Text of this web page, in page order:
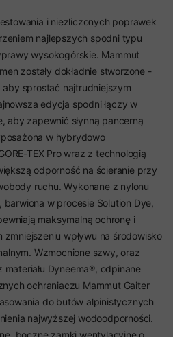
i niezliczonych poprawek
najlepszych spodni typu
wysokogórskie. Mammut
zostały dokładnie stworzone -
sprostać najtrudniejszym
edycja spodni łączy w
aby zapewnić słynną pancerną
w hybrydowo
TEX Pro wraz z technologią
odporność na ścieranie przy
ruchu. Wykonane z nylonu
w procesie Solution Dye,
maksymalną ochronę i
wpływu na środowisko
Wzmocnione szwy, oraz
Dyneema®, odpinane
ochraniaczu Mammut Gaiter
do butów alpinistycznych
najwyższej wodoodporności.
boczne zamki wentylacyjne o